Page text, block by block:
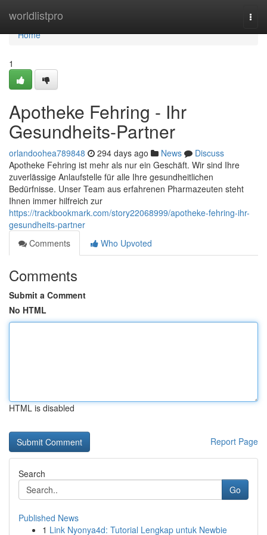
worldlistpro
Home
Home
1
Apotheke Fehring - Ihr
Gesundheits-Partner
orlandoohea789848 294 days ago News
Discuss
Apotheke Fehring ist mehr als nur ein Geschäft. Wir sind Ihre
zuverlässige Anlaufstelle für alle Ihre gesundheitlichen
Bedürfnisse. Unser Team aus erfahrenen Pharmazeuten steht
Ihnen immer hilfreich zur
https://trackbookmark.com/story22068999/apotheke-fehring-ihr-
gesundheits-partner
Comments
Who Upvoted
Comments
Submit a Comment
No HTML
HTML is disabled
Report Page
Search
Go
Published News
1 Link Nyonya4d: Tutorial Lengkap untuk Newbie